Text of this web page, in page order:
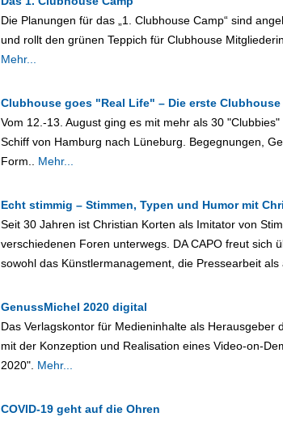
Die Planungen für das „1. Clubhouse Camp“ sind
und rollt den grünen Teppich für Clubhouse
Mehr...
Clubhouse goes "Real Life" – Die erste Clubhouse
Vom 12.-13. August ging es mit mehr als 30
Schiff von Hamburg nach Lüneburg. Begegnungen,
Form.. Mehr...
Echt stimmig – Stimmen, Typen und Humor mit
Seit 30 Jahren ist Christian Korten als Imitator von
verschiedenen Foren unterwegs. DA CAPO freut sich
sowohl das Künstlermanagement, die Pressearbeit als
GenussMichel 2020 digital
Das Verlagskontor für Medieninhalte als Herausgeber
mit der Konzeption und Realisation eines Video-on-
2020". Mehr...
COVID-19 geht auf die Ohren